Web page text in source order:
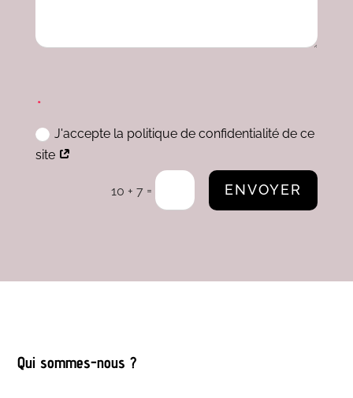
J'accepte la politique de confidentialité de ce
site
10 + 7 = ENVOYER
Qui sommes-nous ?